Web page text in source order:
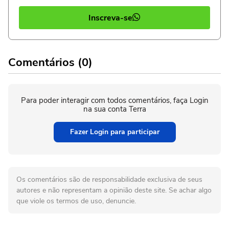
Inscreva-se
Comentários (0)
Para poder interagir com todos comentários, faça Login
na sua conta Terra
Fazer Login para participar
Os comentários são de responsabilidade exclusiva de seus
autores e não representam a opinião deste site. Se achar algo
que viole os termos de uso, denuncie.